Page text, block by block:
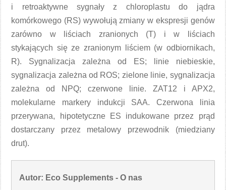
i retroaktywne sygnały z chloroplastu do jądra
komórkowego (RS) wywołują zmiany w ekspresji genów
zarówno w liściach zranionych (T) i w liściach
stykających się ze zranionym liściem (w odbiornikach,
R). Sygnalizacja zależna od ES; linie niebieskie,
sygnalizacja zależna od ROS; zielone linie, sygnalizacja
zależna od NPQ; czerwone linie. ZAT12 i APX2,
molekularne markery indukcji SAA. Czerwona linia
przerywana, hipotetyczne ES indukowane przez prąd
dostarczany przez metalowy przewodnik (miedziany
drut).
Autor: Eco Supplements - O nas